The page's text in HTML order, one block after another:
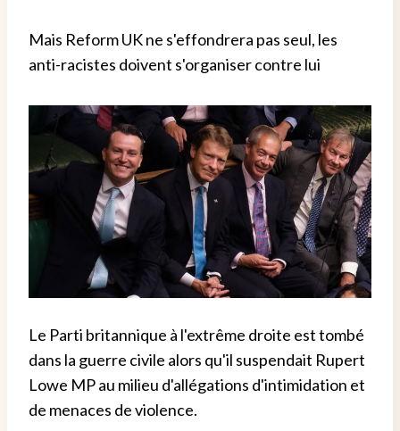
Mais Reform UK ne s'effondrera pas seul, les
anti-racistes doivent s'organiser contre lui
Le Parti britannique à l'extrême droite est tombé
dans la guerre civile alors qu'il suspendait Rupert
Lowe MP au milieu d'allégations d'intimidation et
de menaces de violence.